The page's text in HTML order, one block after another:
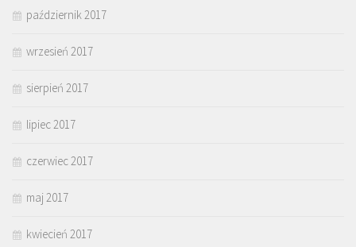
październik 2017
wrzesień 2017
sierpień 2017
lipiec 2017
czerwiec 2017
maj 2017
kwiecień 2017